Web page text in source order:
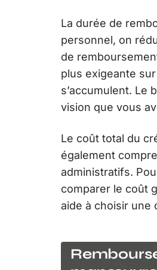
La durée de
personnel, on
de
plus exigeante
s’accumulent. Le
vision que vous
Le coût total du
également
administratifs.
comparer le coût
aide à choisir une